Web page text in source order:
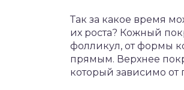
Так за какое время
их роста? Кожный
фолликул, от формы
прямым. Верхнее
который зависимо